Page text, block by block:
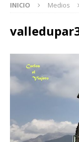
INICIO Medios